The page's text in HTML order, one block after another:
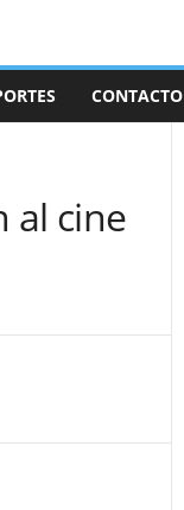
CONTACTO
al cine